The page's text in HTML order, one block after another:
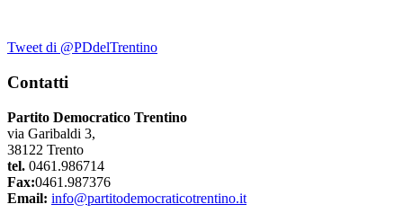
Tweet di @PDdelTrentino
Contatti
Partito Democratico Trentino
via Garibaldi 3,
38122 Trento
tel. 0461.986714
Fax:0461.987376
Email: info@partitodemocraticotrentino.it